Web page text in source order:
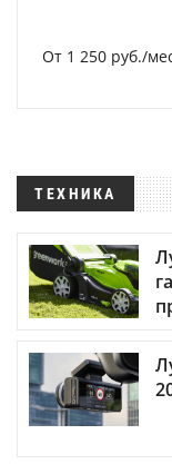
От 1 250 руб./
ТЕХНИКА